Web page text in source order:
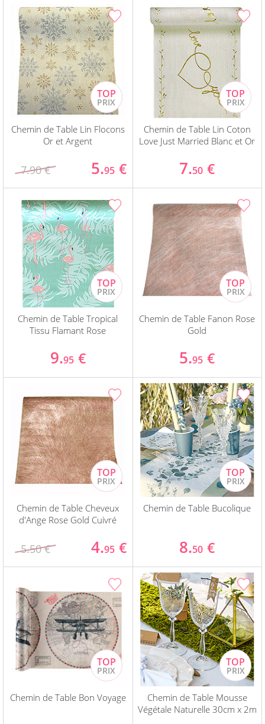
Chemin de Table Lin Flocons
Or et Argent
7.90 € 5.95 €
Chemin de Table Lin Coton
Love Just Married Blanc et Or
7.50 €
Chemin de Table Tropical
Tissu Flamant Rose
9.95 €
Chemin de Table Fanon Rose
Gold
5.95 €
Chemin de Table Cheveux
d'Ange Rose Gold Cuivré
5.50 € 4.95 €
Chemin de Table Bucolique
8.50 €
Chemin de Table Bon Voyage
Chemin de Table Mousse
Végétale Naturelle 30cm x 2m